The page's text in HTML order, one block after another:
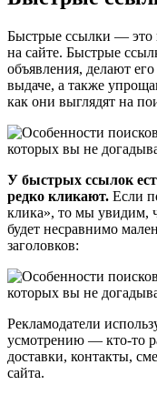
Быстрые ссылки — это
на сайте. Быстрые
объявления, делают
выдаче, а также
как они выглядят на
У быстрых ссылок
редко кликают. Если
клика», то мы увидим,
будет несравнимо
заголовков:
Рекламодатели
усмотрению — кто-то
доставки, контакты,
сайта.